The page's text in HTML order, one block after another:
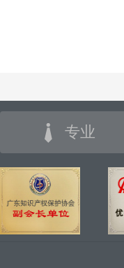
专业